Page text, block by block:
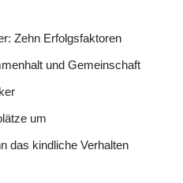
Zehn Erfolgsfaktoren
und Gemeinschaft
um
das kindliche Verhalten